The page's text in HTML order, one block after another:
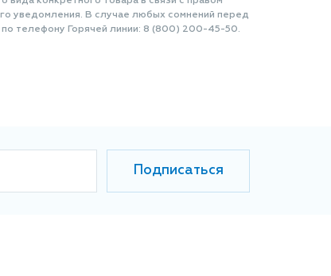
уведомления. В случае любых сомнений перед
по телефону Горячей линии: 8 (800) 200-45-50.
Подписаться